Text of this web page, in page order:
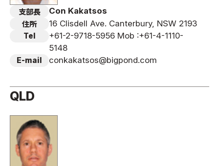
試合規則
入門のご案内
青少年部・保護者の方へ
一般の部・壮年部の方
支部長 Con Kakatsos
住所 16 Clisdell Ave. Canterbury, NSW 2193
Tel
+61-2-9718-5956 Mob :+61-4-1110-
5148
E-mail conkakatsos@bigpond.com
QLD